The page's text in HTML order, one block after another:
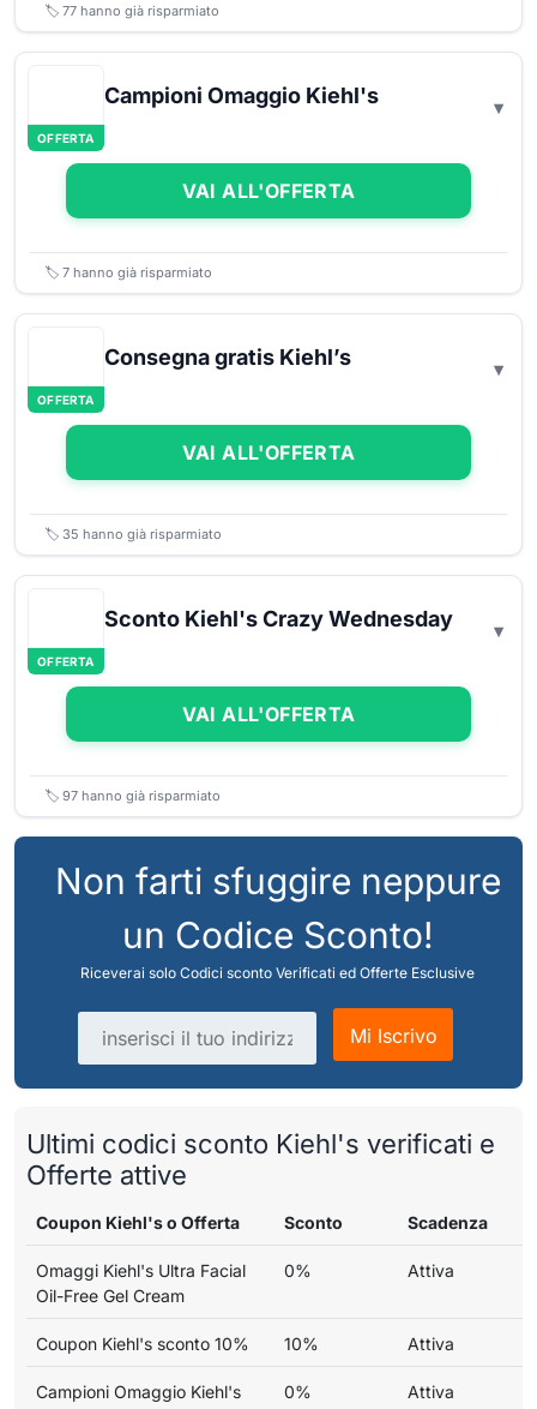
🏷️ 77 hanno già risparmiato
OFFERTA
Campioni Omaggio Kiehl's
VAI ALL'OFFERTA
🏷️ 7 hanno già risparmiato
OFFERTA
Consegna gratis Kiehl’s
VAI ALL'OFFERTA
🏷️ 35 hanno già risparmiato
OFFERTA
Sconto Kiehl's Crazy Wednesday
VAI ALL'OFFERTA
🏷️ 97 hanno già risparmiato
Non farti sfuggire neppure
un Codice Sconto!
Riceverai solo Codici sconto Verificati ed Offerte Esclusive
Indirizzo email
Mi Iscrivo
Ultimi codici sconto Kiehl's verificati e
Offerte attive
Coupon Kiehl's o Offerta Sconto Scadenza
Omaggi Kiehl's Ultra Facial
Oil-Free Gel Cream
0% Attiva
Coupon Kiehl's sconto 10% 10% Attiva
Campioni Omaggio Kiehl's 0% Attiva